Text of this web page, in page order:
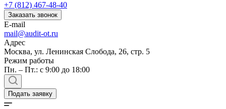
+7 (812) 467-48-40
Заказать звонок
E-mail
mail@audit-ot.ru
Адрес
Москва, ул. Ленинская Слобода, 26, стр. 5
Режим работы
Пн. – Пт.: с 9:00 до 18:00
Подать заявку